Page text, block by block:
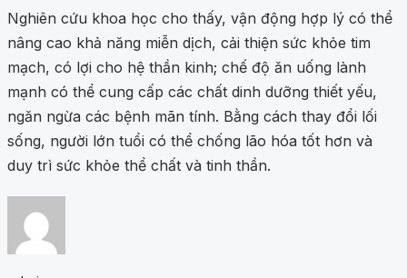
Nghiên cứu khoa học cho thấy, vận động hợp lý có thể
nâng cao khả năng miễn dịch, cải thiện sức khỏe tim
mạch, có lợi cho hệ thần kinh; chế độ ăn uống lành
mạnh có thể cung cấp các chất dinh dưỡng thiết yếu,
ngăn ngừa các bệnh mãn tính. Bằng cách thay đổi lối
sống, người lớn tuổi có thể chống lão hóa tốt hơn và
duy trì sức khỏe thể chất và tinh thần.